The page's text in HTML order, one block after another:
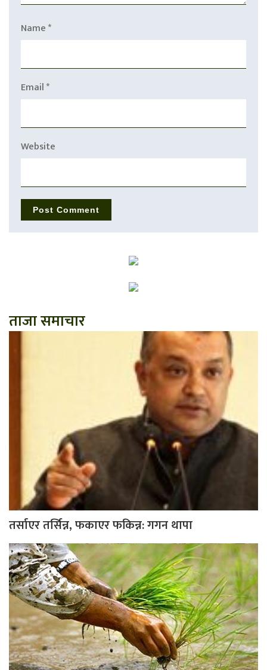
Name*
Email*
Website
ताजा समाचार
तर्साएर तर्सिन्न, फकाएर फकिन्न: गगन थापा